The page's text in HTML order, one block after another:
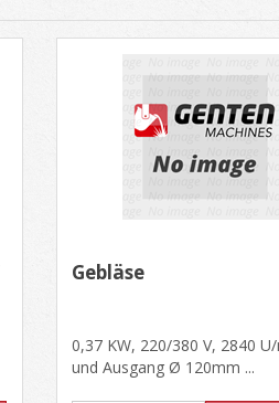
Gebläse
0,37 KW, 220/380 V, 2840
und Ausgang Ø 120mm ...